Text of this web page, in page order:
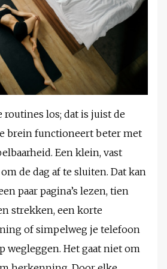
routines los; dat is juist de
brein functioneert beter met
Een klein, vast
de dag af te sluiten. Dat kan
paar pagina’s lezen, tien
strekken, een korte
of simpelweg je telefoon
wegleggen. Het gaat niet om